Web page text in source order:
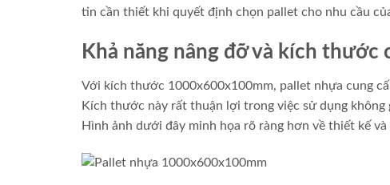
tin cần thiết khi quyết định chọn pallet cho nhu cầu
Khả năng nâng đỡ và kích thước
Với kích thước 1000x600x100mm, pallet nhựa cung
Kích thước này rất thuận lợi trong việc sử dụng
Hình ảnh dưới đây minh họa rõ ràng hơn về thiết kế